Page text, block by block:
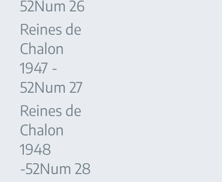
52Num 26
Reines de
Chalon
1947 -
52Num 27
Reines de
Chalon
1948
-52Num 28